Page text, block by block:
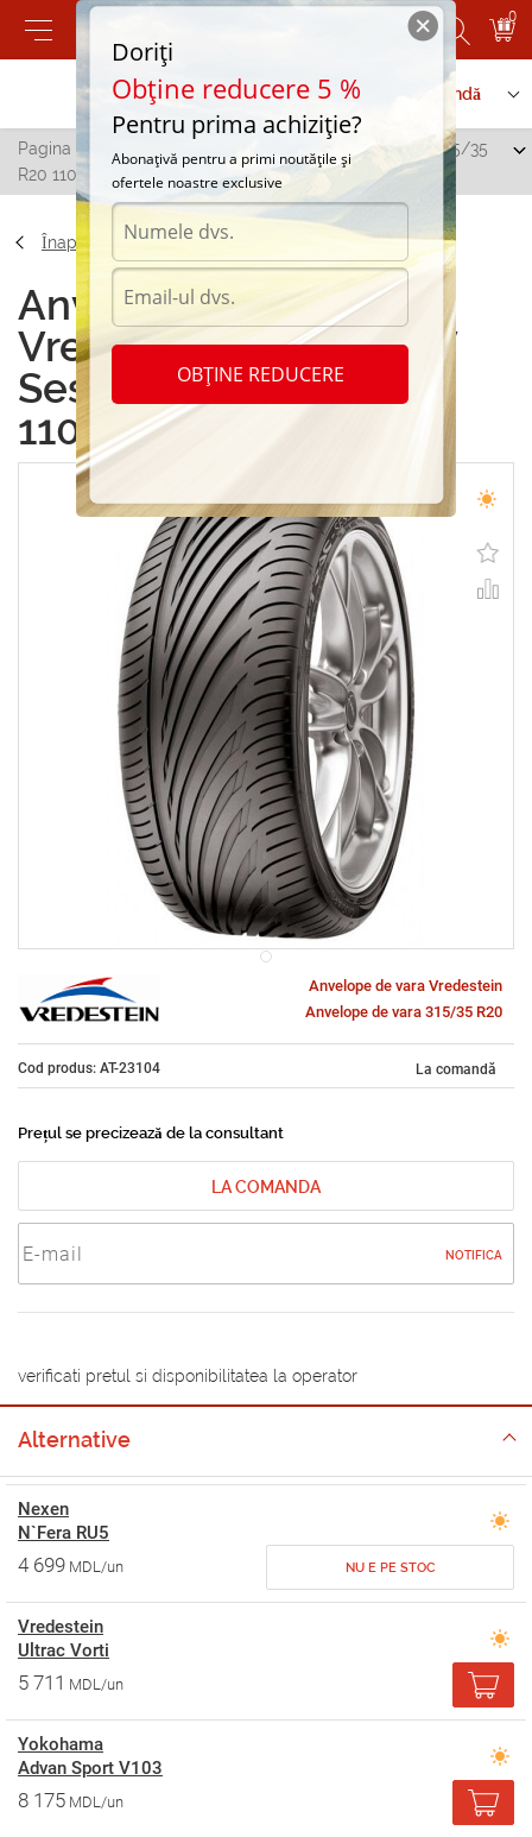
0
Contactați-ne Serviciu de comandă
Pagina principală
Vredestein Ultrac SUV Sessanta 315/35
R20 110Y
Înapoi
Anvelope de vara
Vredestein Ultrac SUV
Sessanta 315/35 R20
110Y
Anvelope de vara Vredestein
Anvelope de vara 315/35 R20
Cod produs: AT-23104 La comandă
Prețul se precizează de la consultant
LA COMANDA
NOTIFICA
verificati pretul si disponibilitatea la operator
Alternative
Nexen
N`Fera RU5
4 699 MDL/un NU E PE STOC
Vredestein
Ultrac Vorti
5 711 MDL/un
Yokohama
Advan Sport V103
8 175 MDL/un
Doriți
Obține reducere 5 %
Pentru prima achiziție?
Abonațivă pentru a primi noutățile și
ofertele noastre exclusive
OBȚINE REDUCERE